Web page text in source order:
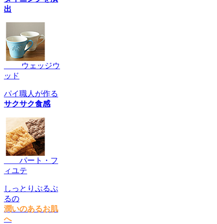
出
ウェッジウ
ッド
パイ職人が作る
サクサク食感
パート・フ
ィユテ
しっとりぷるぷ
るの
潤いのあるお肌
へ